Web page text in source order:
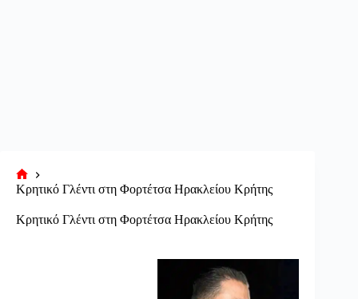
Αρχική
Κρητικό Γλέντι στη Φορτέτσα Ηρακλείου Κρήτης
Κρητικό Γλέντι στη Φορτέτσα Ηρακλείου Κρήτης